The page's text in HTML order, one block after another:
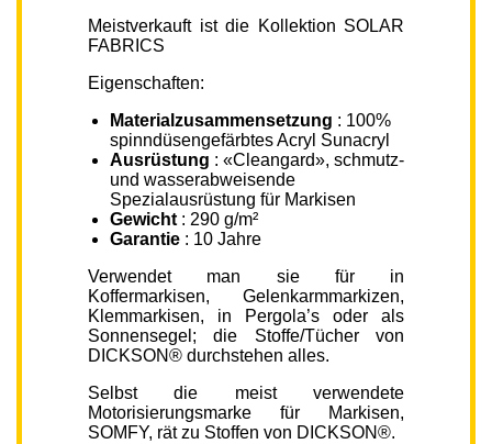
Meistverkauft ist die Kollektion SOLAR
FABRICS
Eigenschaften:
Materialzusammensetzung : 100%
spinndüsengefärbtes Acryl Sunacryl
Ausrüstung : «Cleangard», schmutz-
und wasserabweisende
Spezialausrüstung für Markisen
Gewicht : 290 g/m²
Garantie : 10 Jahre
Verwendet man sie für in
Koffermarkisen, Gelenkarmmarkizen,
Klemmarkisen, in Pergola’s oder als
Sonnensegel; die Stoffe/Tücher von
DICKSON® durchstehen alles.
Selbst die meist verwendete
Motorisierungsmarke für Markisen,
SOMFY, rät zu Stoffen von DICKSON®.